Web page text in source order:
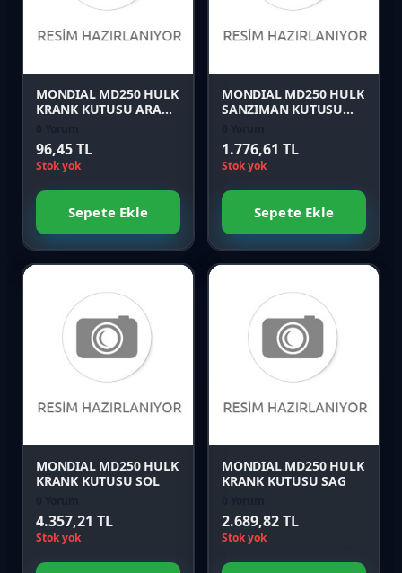
Karşılaştır
MONDIAL MD250 HULK
KRANK KUTUSU ARA
96,45 TL
Stok yok
Sepete Ekle
Karşılaştır
MONDIAL MD250 HULK
SANZIMAN KUTUSU
1.776,61 TL
Stok yok
Sepete Ekle
Favori
Karşılaştır
MONDIAL MD250 HULK
KRANK KUTUSU SOL
4.357,21 TL
Stok yok
Favori
Karşılaştır
MONDIAL MD250 HULK
KRANK KUTUSU SAG
2.689,82 TL
Stok yok